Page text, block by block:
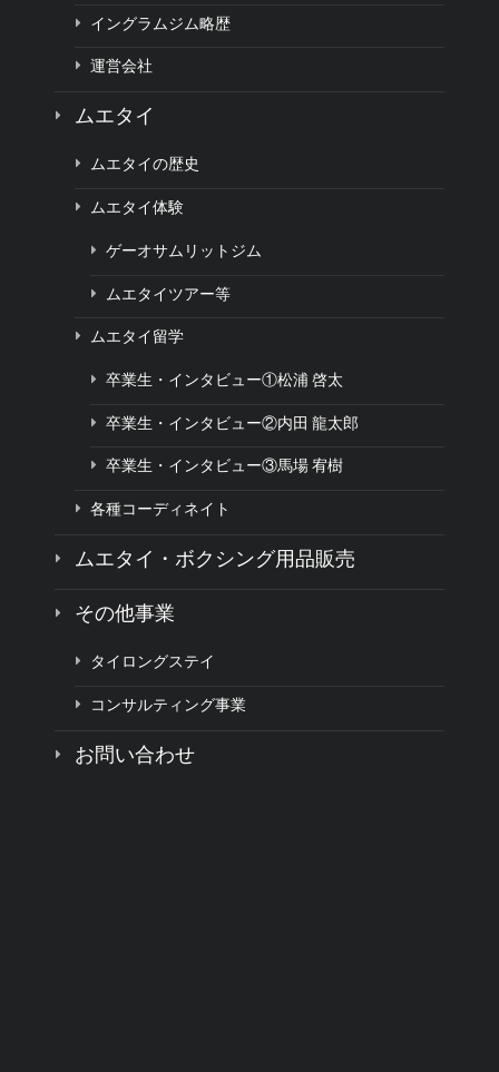
イングラムジム略歴
運営会社
ムエタイ
ムエタイの歴史
ムエタイ体験
ゲーオサムリットジム
ムエタイツアー等
ムエタイ留学
卒業生・インタビュー①松浦 啓太
卒業生・インタビュー②内田 龍太郎
卒業生・インタビュー③馬場 宥樹
各種コーディネイト
ムエタイ・ボクシング用品販売
その他事業
タイロングステイ
コンサルティング事業
お問い合わせ